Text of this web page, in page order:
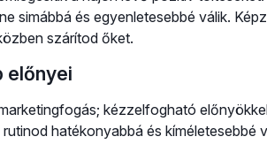
simábbá és egyenletesebbé válik.
szárítod őket.
előnyei
kézzelfogható
hatékonyabbá és kíméletesebbé